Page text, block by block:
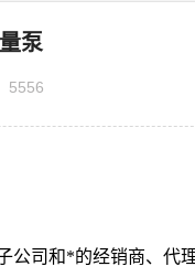
泵
5556
公司和*的经销商、代